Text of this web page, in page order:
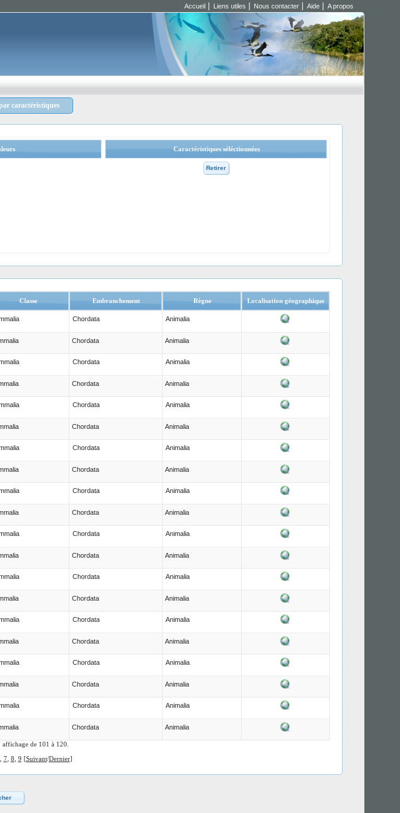
Accueil Liens utiles Nous contacter Aide A propos
caractéristiques
Caractéristiques séléctionnées
Retirer
Classe Embranchement Règne Localisation géographique
Chordata Animalia
Chordata Animalia
Chordata Animalia
Chordata Animalia
Chordata Animalia
Chordata Animalia
Chordata Animalia
Chordata Animalia
Chordata Animalia
Chordata Animalia
Chordata Animalia
Chordata Animalia
Chordata Animalia
Chordata Animalia
Chordata Animalia
Chordata Animalia
Chordata Animalia
Chordata Animalia
Chordata Animalia
Chordata Animalia
de 101 à 120.
7, 8 9 [Suivant/Dernier]